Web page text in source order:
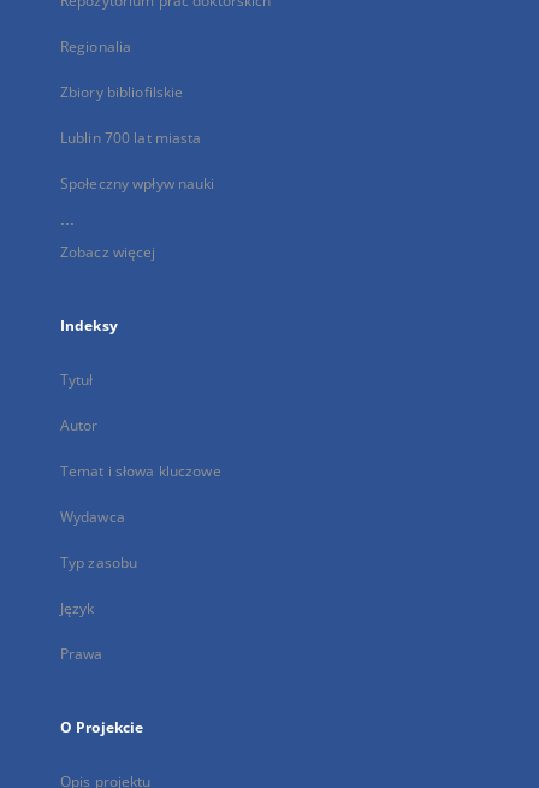
Regionalia
Zbiory bibliofilskie
Lublin 700 lat miasta
Społeczny wpływ nauki
...
Zobacz więcej
Indeksy
Tytuł
Autor
Temat i słowa kluczowe
Wydawca
Typ zasobu
Język
Prawa
O Projekcie
Opis projektu